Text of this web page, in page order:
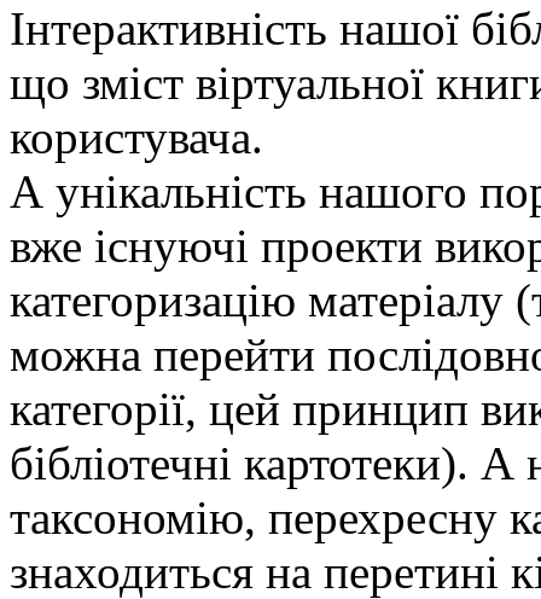
Інтерактивність нашої
що зміст віртуальної
користувача.
А унікальність нашого
вже існуючі проекти
категоризацію матеріалу
можна перейти
категорії, цей принцип
бібліотечні картотеки).
таксономію, перехресну
знаходиться на перетині